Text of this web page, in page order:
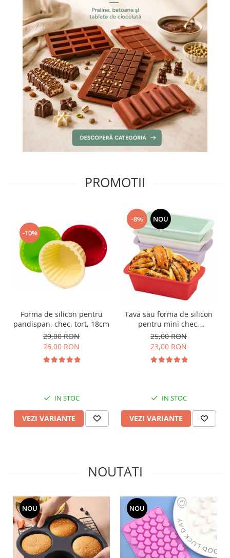
PROMOTII
-10%
Forma de silicon pentru
pandispan, chec, tort, 18cm
29,00 RON
26,00 RON
IN STOC
VEZI VARIANTE
-8% NOU
Tava sau forma de silicon
pentru mini chec,
pandispan, drob, 19cm
25,00 RON
23,00 RON
IN STOC
VEZI VARIANTE
NOUTATI
NOU NOU